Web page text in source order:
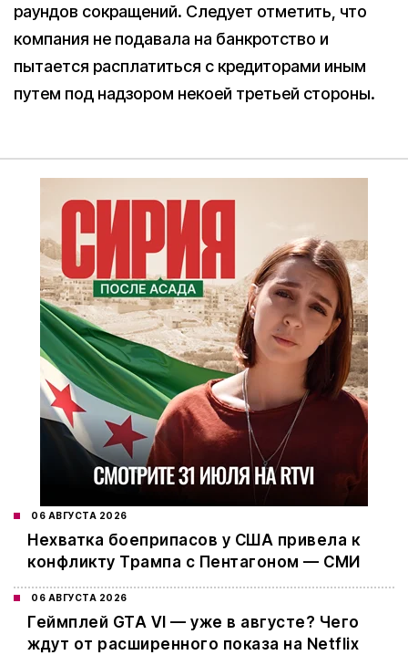
раундов сокращений. Следует отметить, что
компания не подавала на банкротство и
пытается расплатиться с кредиторами иным
путем под надзором некоей третьей стороны.
06 АВГУСТА 2026
Нехватка боеприпасов у США привела к
конфликту Трампа с Пентагоном — СМИ
06 АВГУСТА 2026
Геймплей GTA VI — уже в августе? Чего
ждут от расширенного показа на Netflix